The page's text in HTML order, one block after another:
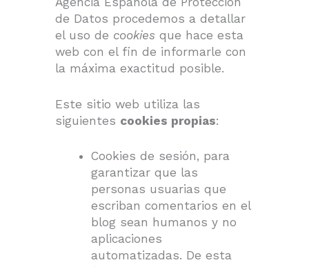
de Datos procedemos a detallar
el uso de cookies que hace esta
web con el fin de informarle con
la máxima exactitud posible.
Este sitio web utiliza las
siguientes cookies propias:
Cookies de sesión, para
garantizar que las
personas usuarias que
escriban comentarios en el
blog sean humanos y no
aplicaciones
automatizadas. De esta